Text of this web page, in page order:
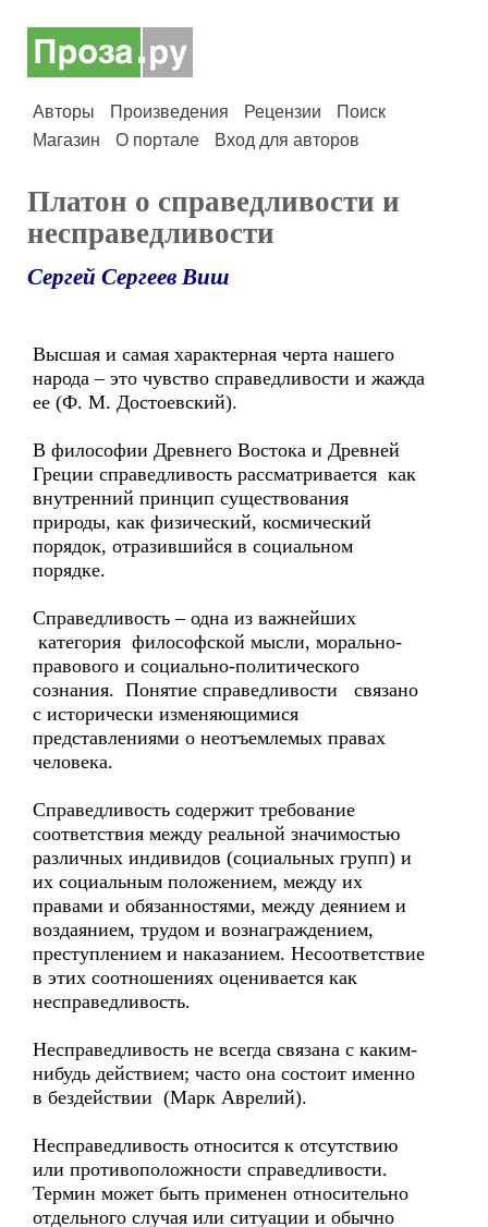
Авторы Произведения Рецензии
Поиск
Магазин
О портале Вход для авторов
Платон о справедливости и
несправедливости
Сергей Сергеев Виш
Высшая и самая характерная черта нашего
народа – это чувство справедливости и жажда
ее (Ф. М. Достоевский).
В философии Древнего Востока и Древней
Греции справедливость рассматривается как
внутренний принцип существования
природы, как физический, космический
порядок, отразившийся в социальном
порядке.
Справедливость – одна из важнейших
категория философской мысли, морально-
правового и социально-политического
сознания. Понятие справедливости связано
с исторически изменяющимися
представлениями о неотъемлемых правах
человека.
Справедливость содержит требование
соответствия между реальной значимостью
различных индивидов (социальных групп) и
их социальным положением, между их
правами и обязанностями, между деянием и
воздаянием, трудом и вознаграждением,
преступлением и наказанием. Несоответствие
в этих соотношениях оценивается как
несправедливость.
Несправедливость не всегда связана с каким-
нибудь действием; часто она состоит именно
в бездействии (Марк Аврелий).
Несправедливость относится к отсутствию
или противоположности справедливости.
Термин может быть применен относительно
отдельного случая или ситуации и обычно